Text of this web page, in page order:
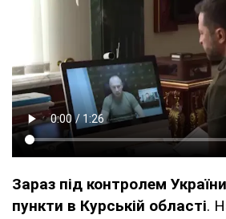
Зараз під контролем України
пункти в Курській області.